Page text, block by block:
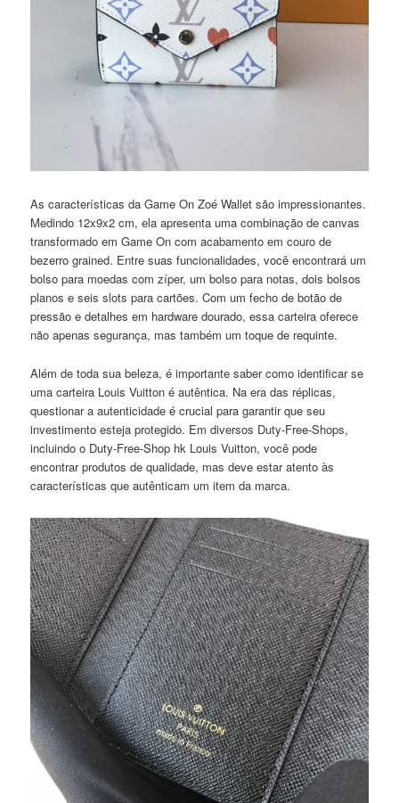
As características da Game On Zoé Wallet são impressionantes.
Medindo 12x9x2 cm, ela apresenta uma combinação de canvas
transformado em Game On com acabamento em couro de
bezerro grained. Entre suas funcionalidades, você encontrará um
bolso para moedas com zíper, um bolso para notas, dois bolsos
planos e seis slots para cartões. Com um fecho de botão de
pressão e detalhes em hardware dourado, essa carteira oferece
não apenas segurança, mas também um toque de requinte.
Além de toda sua beleza, é importante saber como identificar se
uma carteira Louis Vuitton é autêntica. Na era das réplicas,
questionar a autenticidade é crucial para garantir que seu
investimento esteja protegido. Em diversos Duty-Free-Shops,
incluindo o Duty-Free-Shop hk Louis Vuitton, você pode
encontrar produtos de qualidade, mas deve estar atento às
características que autênticam um item da marca.